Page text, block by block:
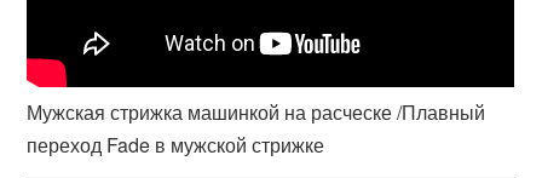
Мужская стрижка машинкой на расческе /Плавный
переход Fade в мужской стрижке